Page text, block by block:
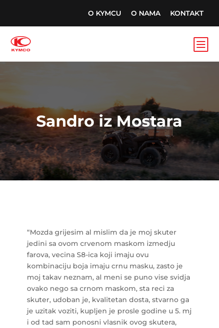
O KYMCU O NAMA KONTAKT
b
Sandro iz Mostara
“Mozda grijesim al mislim da je moj skuter
jedini sa ovom crvenom maskom izmedju
farova, vecina S8-ica koji imaju ovu
kombinaciju boja imaju crnu masku, zasto je
moj takav neznam, al meni se puno vise svidja
ovako nego sa crnom maskom, sta reci za
skuter, udoban je, kvalitetan dosta, stvarno ga
je uzitak voziti, kupljen je prosle godine u 5. mj
i od tad sam ponosni vlasnik ovog skutera,